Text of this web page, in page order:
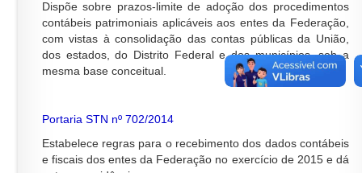
Dispõe sobre prazos-limite de adoção dos procedimentos
contábeis patrimoniais aplicáveis aos entes da Federação,
com vistas à consolidação das contas públicas da União,
dos estados, do Distrito Federal e dos municípios, sob a
mesma base conceitual.
Portaria STN nº 702/2014
Estabelece regras para o recebimento dos dados contábeis
e fiscais dos entes da Federação no exercício de 2015 e dá